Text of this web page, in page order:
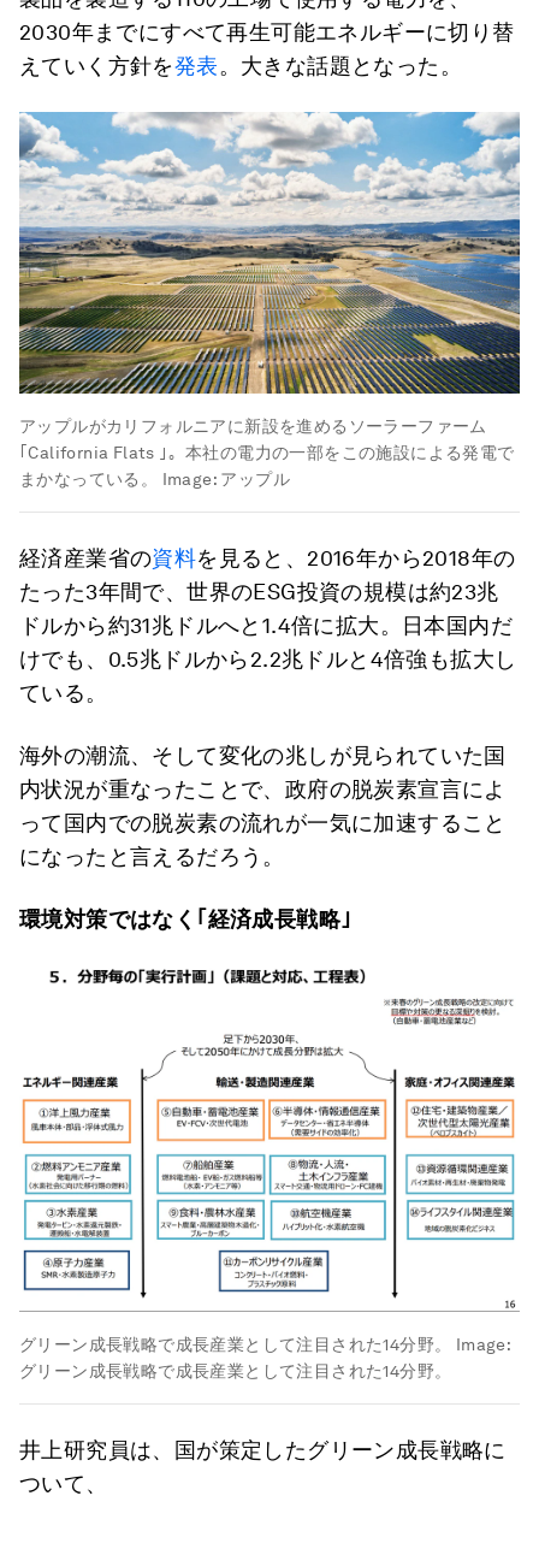
2030年までにすべて再生可能エネルギーに切り替
えていく方針を発表。大きな話題となった。
アップルがカリフォルニアに新設を進めるソーラーファーム
｢California Flats ｣。本社の電力の一部をこの施設による発電で
まかなっている。
Image: アップル
経済産業省の資料を見ると、2016年から2018年の
たった3年間で、世界のESG投資の規模は約23兆
ドルから約31兆ドルへと1.4倍に拡大。日本国内だ
けでも、0.5兆ドルから2.2兆ドルと4倍強も拡大し
ている。
海外の潮流、そして変化の兆しが見られていた国
内状況が重なったことで、政府の脱炭素宣言によ
って国内での脱炭素の流れが一気に加速すること
になったと言えるだろう。
環境対策ではなく｢経済成長戦略｣
グリーン成長戦略で成長産業として注目された14分野。
Image:
グリーン成長戦略で成長産業として注目された14分野。
井上研究員は、国が策定したグリーン成長戦略に
ついて、